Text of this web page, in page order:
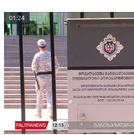
01:24